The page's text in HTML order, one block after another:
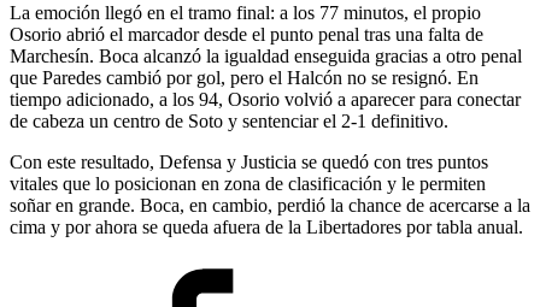
La emoción llegó en el tramo final: a los 77 minutos, el propio
Osorio abrió el marcador desde el punto penal tras una falta de
Marchesín. Boca alcanzó la igualdad enseguida gracias a otro penal
que Paredes cambió por gol, pero el Halcón no se resignó. En
tiempo adicionado, a los 94, Osorio volvió a aparecer para conectar
de cabeza un centro de Soto y sentenciar el 2-1 definitivo.
Con este resultado, Defensa y Justicia se quedó con tres puntos
vitales que lo posicionan en zona de clasificación y le permiten
soñar en grande. Boca, en cambio, perdió la chance de acercarse a la
cima y por ahora se queda afuera de la Libertadores por tabla anual.